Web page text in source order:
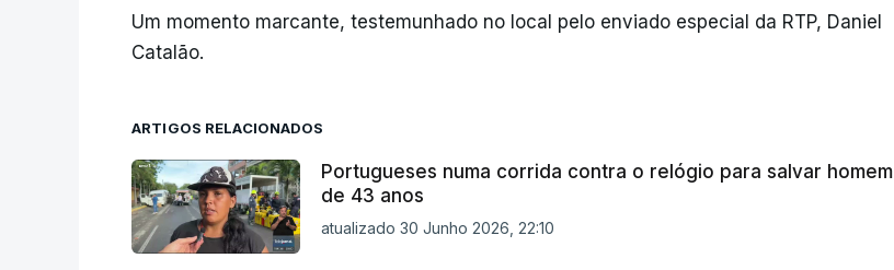
Um momento marcante, testemunhado no local pelo enviado especial da RTP, Daniel
Catalão.
ARTIGOS RELACIONADOS
Portugueses numa corrida contra o relógio para salvar homem
de 43 anos
atualizado 30 Junho 2026, 22:10